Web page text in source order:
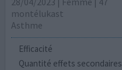
montélukast
Asthme
Efficacité
Quantité effets secondaires